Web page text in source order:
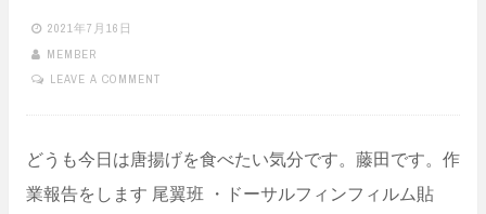
2021年7月16日
MEMBER
LEAVE A COMMENT
どうも今日は唐揚げを食べたい気分です。藤田です。作
業報告をします 尾翼班 ・ドーサルフィンフィルム貼